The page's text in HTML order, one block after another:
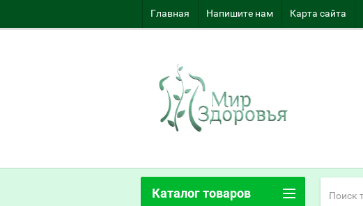
Главная Напишите нам Карта сайта
Каталог товаров